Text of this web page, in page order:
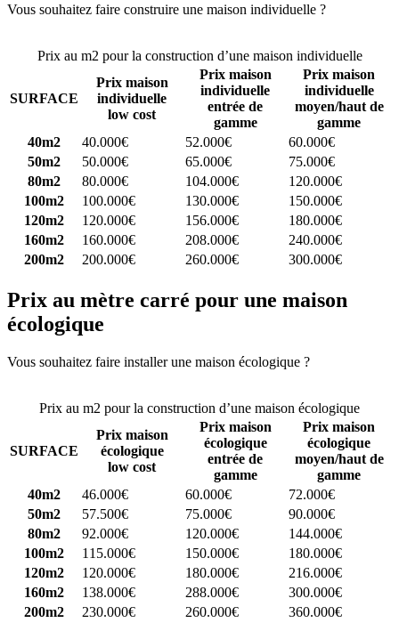
Vous souhaitez faire construire une maison individuelle ?
Prix au m2 pour la construction d’une maison individuelle
SURFACE
Prix maison
individuelle
low cost
Prix maison
individuelle
entrée de
gamme
Prix maison
individuelle
moyen/haut de
gamme
40m2
40.000€ 52.000€
60.000€
50m2
50.000€ 65.000€
75.000€
80m2
80.000€ 104.000€
120.000€
100m2
100.000€ 130.000€
150.000€
120m2
120.000€ 156.000€
180.000€
160m2
160.000€ 208.000€
240.000€
200m2
200.000€ 260.000€ 300.000€
Prix au mètre carré pour une maison
écologique
Vous souhaitez faire installer une maison écologique ?
Prix au m2 pour la construction d’une maison écologique
SURFACE
Prix maison
écologique
low cost
Prix maison
écologique
entrée de
gamme
Prix maison
écologique
moyen/haut de
gamme
40m2
46.000€ 60.000€
72.000€
50m2
57.500€ 75.000€
90.000€
80m2
92.000€ 120.000€
144.000€
100m2
115.000€ 150.000€
180.000€
120m2
120.000€ 180.000€
216.000€
160m2
138.000€ 288.000€
300.000€
200m2
230.000€ 260.000€ 360.000€